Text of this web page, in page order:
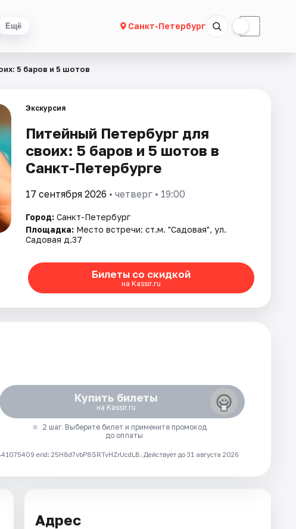
Ещё Санкт-Петербург ☾
5 баров и 5 шотов
Экскурсия
Питейный Петербург для
своих: 5 баров и 5 шотов в
Санкт-Петербурге
17 сентября 2026 • четверг • 19:00
Город: Санкт-Петербург
Площадка: Место встречи: ст.м. "Садовая", ул.
Садовая д.37
Билеты со скидкой
на Kassir.ru
Купить билеты
на Kassir.ru
2 шаг. Выберите билет и примените промокод
до оплаты
erid: 25H8d7vbP8SRTvHZrUcdLB. Действует до 31 августа 2026
Адрес